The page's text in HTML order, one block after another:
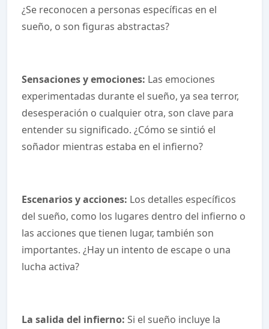
¿Se reconocen a personas específicas en el
sueño, o son figuras abstractas?
Sensaciones y emociones: Las emociones
experimentadas durante el sueño, ya sea terror,
desesperación o cualquier otra, son clave para
entender su significado. ¿Cómo se sintió el
soñador mientras estaba en el infierno?
Escenarios y acciones: Los detalles específicos
del sueño, como los lugares dentro del infierno o
las acciones que tienen lugar, también son
importantes. ¿Hay un intento de escape o una
lucha activa?
La salida del infierno: Si el sueño incluye la